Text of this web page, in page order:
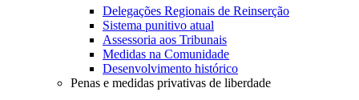
Delegações Regionais de Reinserção
Sistema punitivo atual
Assessoria aos Tribunais
Medidas na Comunidade
Desenvolvimento histórico
Penas e medidas privativas de liberdade